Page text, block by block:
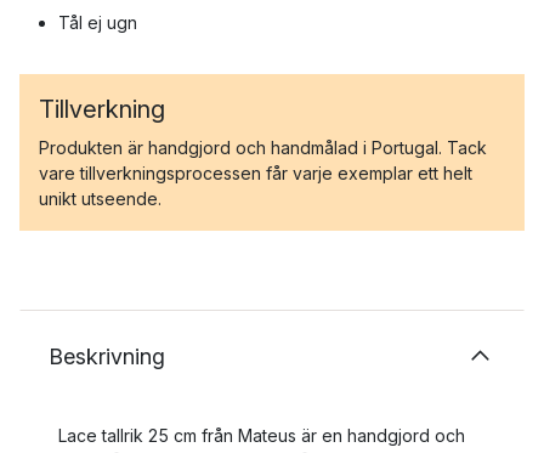
Tål ej ugn
Tillverkning
Produkten är handgjord och handmålad i Portugal. Tack
vare tillverkningsprocessen får varje exemplar ett helt
unikt utseende.
Beskrivning
Lace tallrik 25 cm från Mateus är en handgjord och